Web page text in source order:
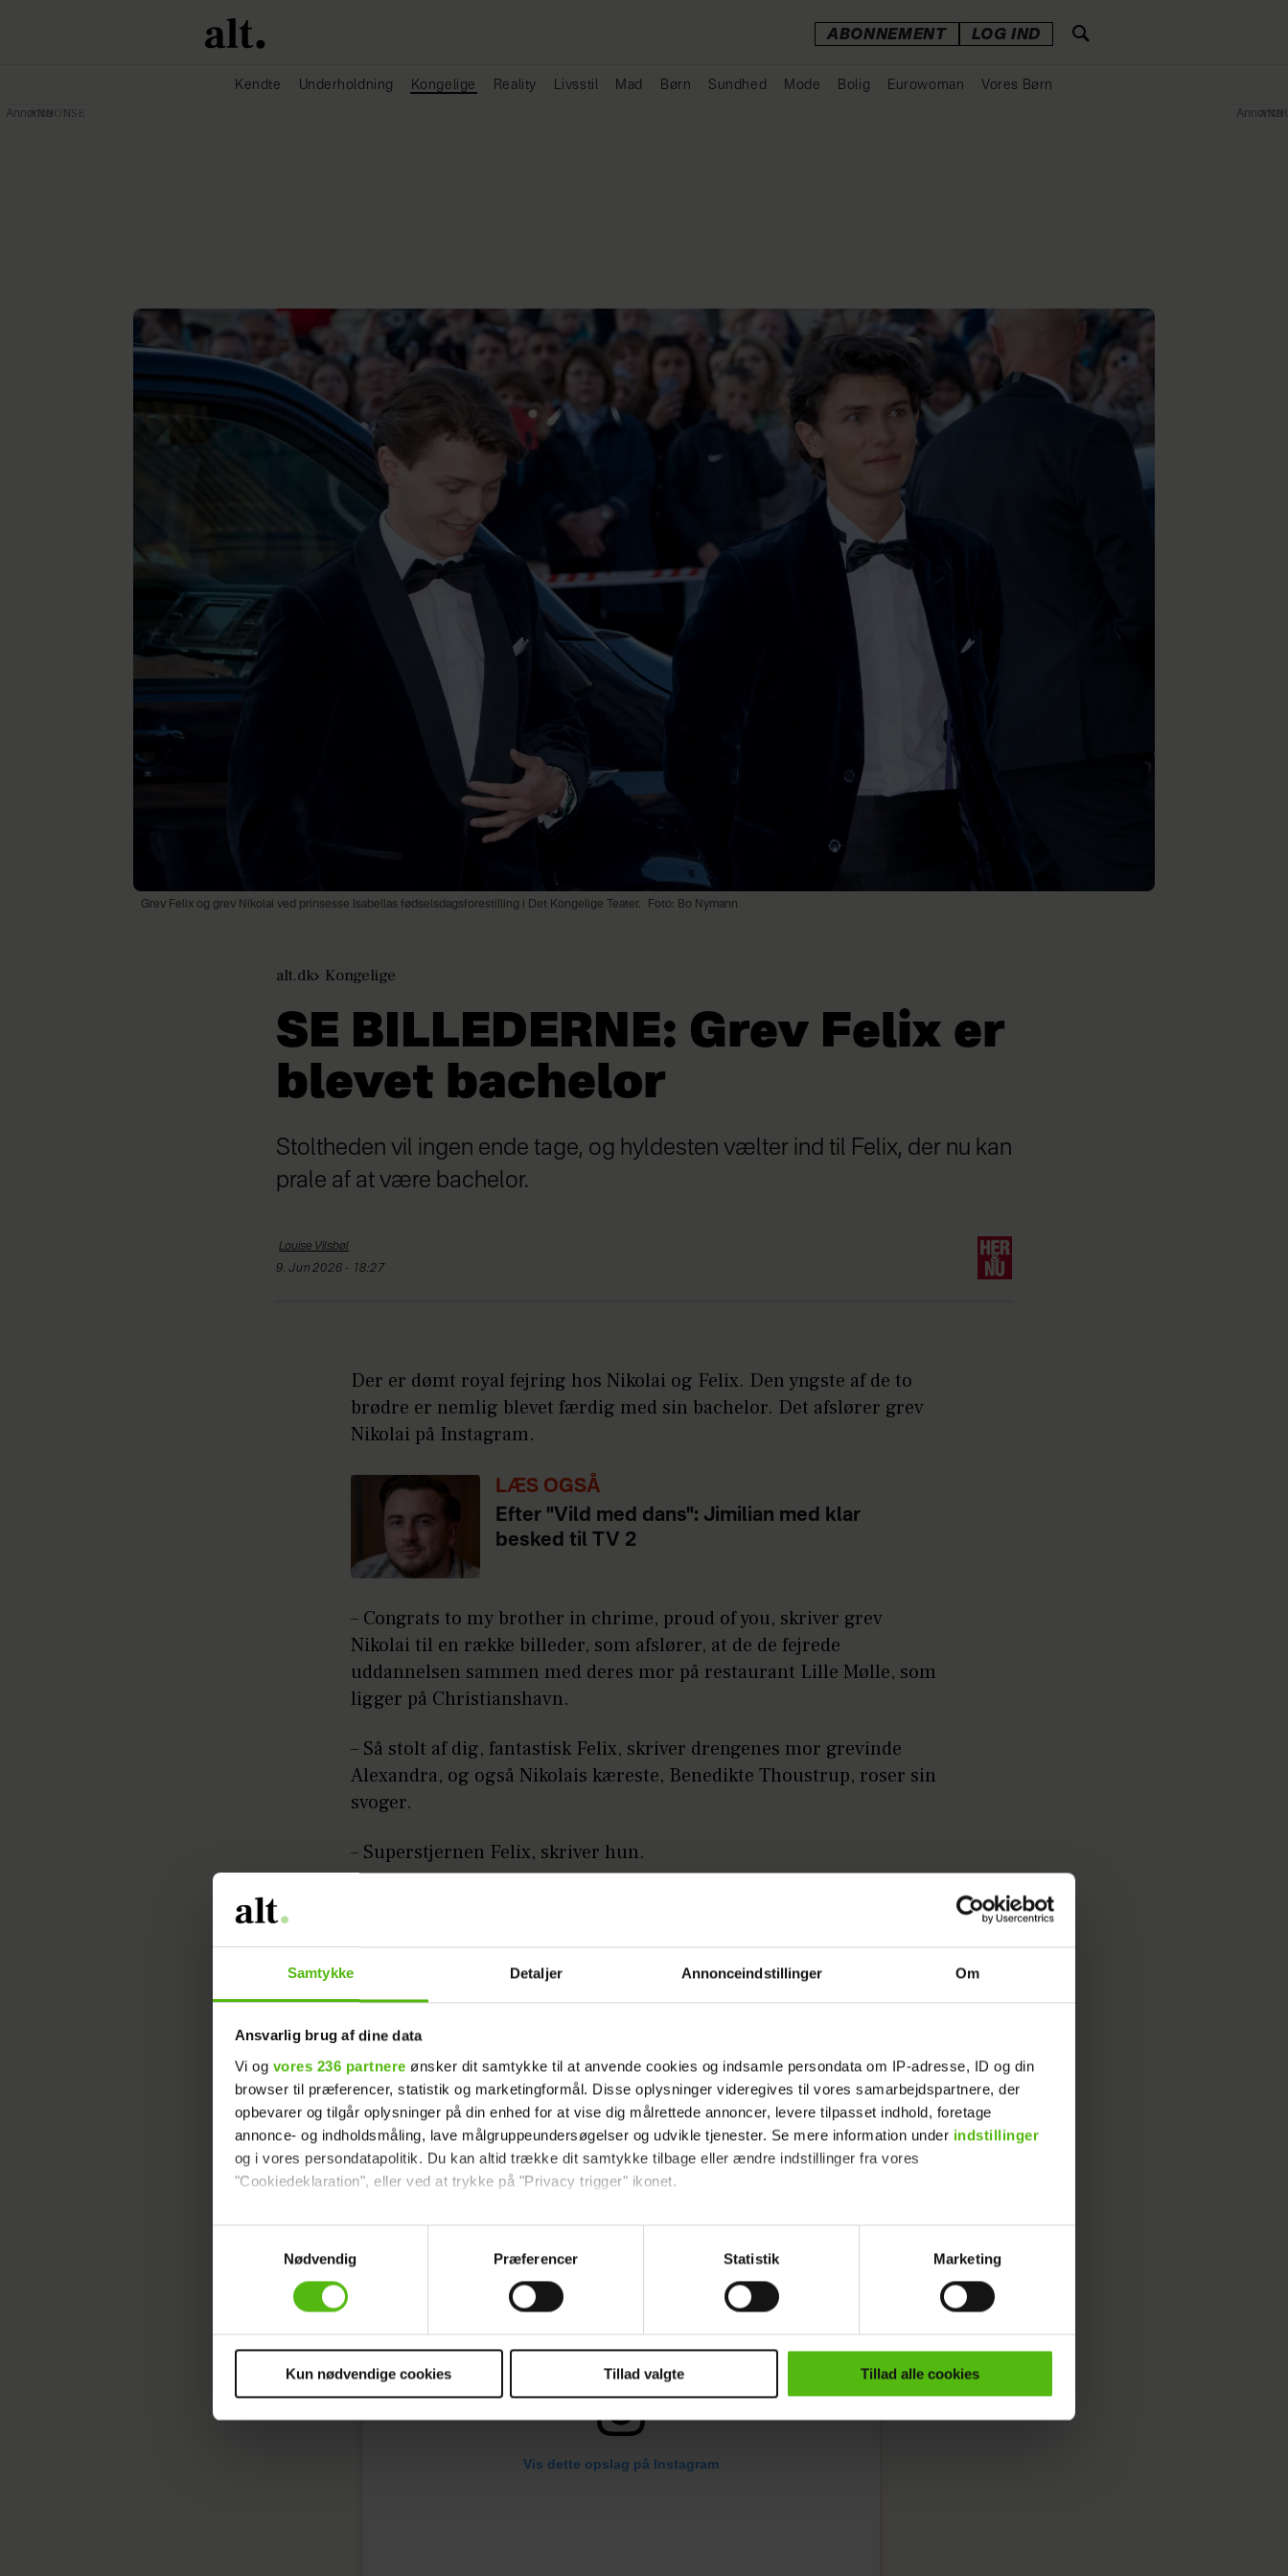
Samtykke Detaljer Annonceindstillinger Om
Ansvarlig brug af dine data
Vi og vores 236 partnere ønsker dit samtykke til at anvende cookies og indsamle persondata om IP-adresse, ID og din
browser til præferencer, statistik og marketingformål. Disse oplysninger videregives til vores samarbejdspartnere, der
opbevarer og tilgår oplysninger på din enhed for at vise dig målrettede annoncer, levere tilpasset indhold, foretage
annonce- og indholdsmåling, lave målgruppeundersøgelser og udvikle tjenester. Se mere information under indstillinger
og i vores persondatapolitik. Du kan altid trække dit samtykke tilbage eller ændre indstillinger fra vores
"Cookiedeklaration", eller ved at trykke på "Privacy trigger" ikonet.
Dine valg anvendes på hele websitet.
Vi ønsker dit samtykke til at indsamle og bruge data for at kunne levere og finansiere relevant journalistisk indhold til dig.
Vi anvender egne cookies og cookies fra tredjeparter til at at optimere dit besøg på vores hjemmeside. Vi indsamler data
sociale medier.
cookies, samarbejdspartnere og behandling af dine personoplysninger i forbindelse hermed i både
Nødvendig
Præferencer Statistik Marketing
Kun nødvendige cookies Tillad valgte Tillad alle cookies
ABONNEMENT LOG IND
Kendte Underholdning Kongelige Reality Livsstil Mad Børn Sundhed Mode Bolig Eurowoman Vores Børn
Grev Felix og grev Nikolai ved prinsesse Isabellas fødselsdagsforestilling i Det Kongelige Teater. Foto: Bo Nymann
alt.dk Kongelige
SE BILLEDERNE: Grev Felix er
blevet bachelor
Stoltheden vil ingen ende tage, og hyldesten vælter ind til Felix, der nu kan
prale af at være bachelor.
Louise Vilsbøl
9. Jun 2026 - 18:27
Der er dømt royal fejring hos Nikolai og Felix. Den yngste af de to
brødre er nemlig blevet færdig med sin bachelor. Det afslører grev
Nikolai på Instagram.
LÆS OGSÅ
Efter "Vild med dans": Jimilian med klar
besked til TV 2
– Congrats to my brother in chrime, proud of you, skriver grev
Nikolai til en række billeder, som afslører, at de de fejrede
uddannelsen sammen med deres mor på restaurant Lille Mølle, som
ligger på Christianshavn.
– Så stolt af dig, fantastisk Felix, skriver drengenes mor grevinde
Alexandra, og også Nikolais kæreste, Benedikte Thoustrup, roser sin
svoger.
– Superstjernen Felix, skriver hun.
LÆS OGSÅ
Se billederne fra fejringen herunder:
Vis dette opslag på Instagram
Annonce Annonce